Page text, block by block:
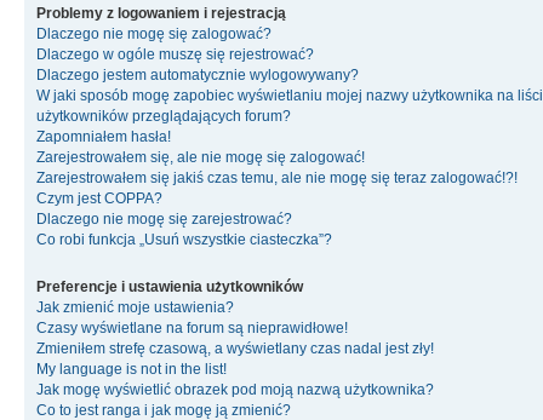
Problemy z logowaniem i rejestracją
Dlaczego nie mogę się zalogować?
Dlaczego w ogóle muszę się rejestrować?
Dlaczego jestem automatycznie wylogowywany?
W jaki sposób mogę zapobiec wyświetlaniu mojej nazwy użytkownika na
użytkowników przeglądających forum?
Zapomniałem hasła!
Zarejestrowałem się, ale nie mogę się zalogować!
Zarejestrowałem się jakiś czas temu, ale nie mogę się teraz zalogować!?!
Czym jest COPPA?
Dlaczego nie mogę się zarejestrować?
Co robi funkcja „Usuń wszystkie ciasteczka”?
Preferencje i ustawienia użytkowników
Jak zmienić moje ustawienia?
Czasy wyświetlane na forum są nieprawidłowe!
Zmieniłem strefę czasową, a wyświetlany czas nadal jest zły!
My language is not in the list!
Jak mogę wyświetlić obrazek pod moją nazwą użytkownika?
Co to jest ranga i jak mogę ją zmienić?